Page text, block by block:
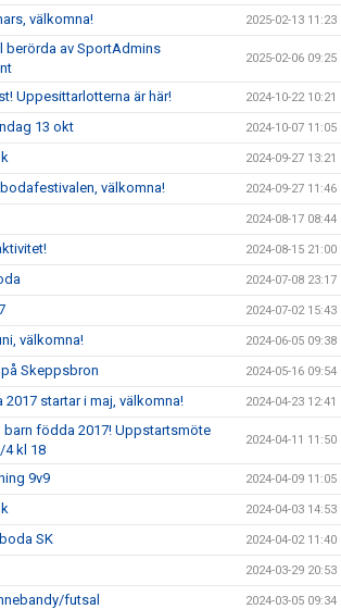
välkomna! 2025-02-13 11:23
berörda av SportAdmins
2025-02-06 09:25
Uppesittarlotterna är här! 2024-10-22 10:21
13 okt 2024-10-07 11:05
2024-09-27 13:21
välkomna! 2024-09-27 11:46
2024-08-17 08:44
2024-08-15 21:00
2024-07-08 23:17
2024-07-02 15:43
välkomna! 2024-06-05 09:38
Skeppsbron 2024-05-16 09:54
startar i maj, välkomna! 2024-04-23 12:41
födda 2017! Uppstartsmöte
4 kl 18
2024-04-11 11:50
9v9 2024-04-09 11:05
2024-04-03 14:53
SK 2024-04-02 11:40
2024-03-29 20:53
futsal 2024-03-05 09:34